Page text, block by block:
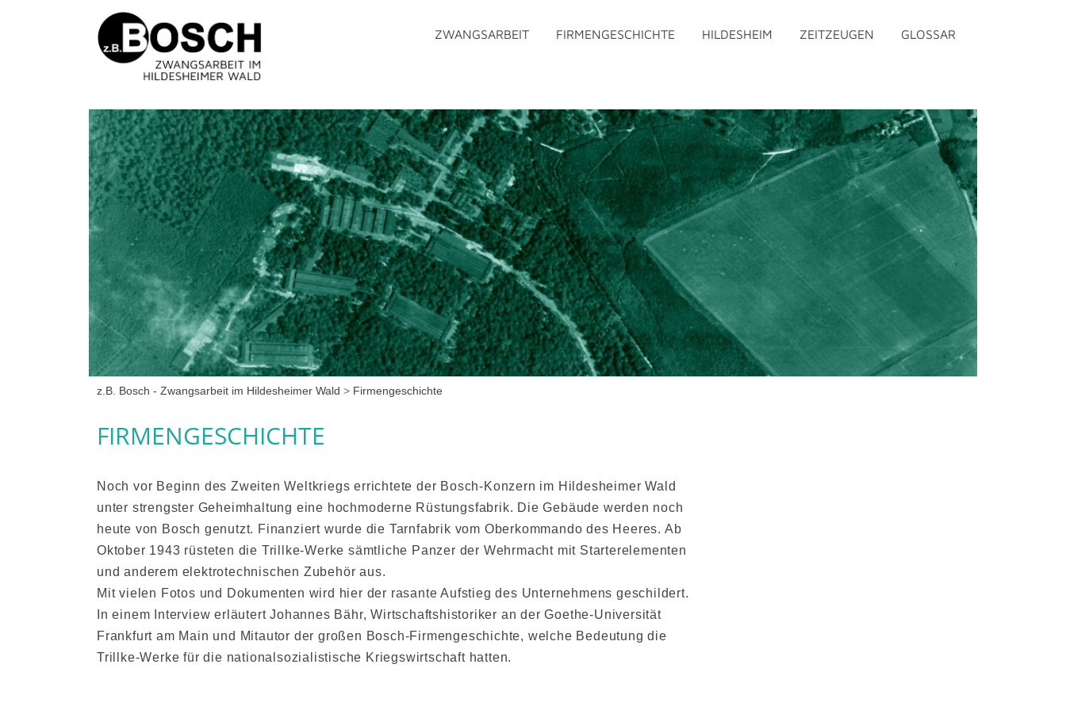
ZWANGSARBEIT FIRMENGESCHICHTE HILDESHEIM ZEITZEUGEN GLOSSAR
z.B. Bosch - Zwangsarbeit im Hildesheimer Wald > Firmengeschichte
FIRMENGESCHICHTE
Noch vor Beginn des Zweiten Weltkriegs errichtete der Bosch-Konzern im Hildesheimer Wald
unter strengster Geheimhaltung eine hochmoderne Rüstungsfabrik. Die Gebäude werden noch
heute von Bosch genutzt. Finanziert wurde die Tarnfabrik vom Oberkommando des Heeres. Ab
Oktober 1943 rüsteten die Trillke-Werke sämtliche Panzer der Wehrmacht mit Starterelementen
und anderem elektrotechnischen Zubehör aus.
Mit vielen Fotos und Dokumenten wird hier der rasante Aufstieg des Unternehmens geschildert.
In einem Interview erläutert Johannes Bähr, Wirtschaftshistoriker an der Goethe-Universität
Frankfurt am Main und Mitautor der großen Bosch-Firmengeschichte, welche Bedeutung die
Trillke-Werke für die nationalsozialistische Kriegswirtschaft hatten.